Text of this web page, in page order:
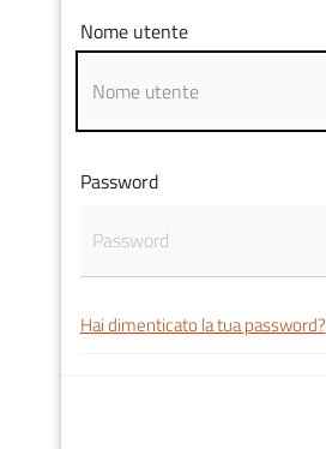
Servizi
Servizi
Nome utente
Password
Hai dimenticato la tua password?